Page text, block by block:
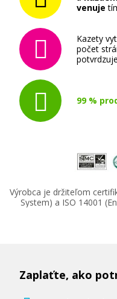
Sada
Súprava
venuje
Kazety
počet
99 %
Výrobca je držiteľom
System) a ISO 14001
Zaplaťte, ako